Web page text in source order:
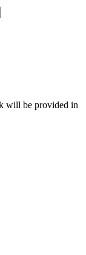
will be provided in